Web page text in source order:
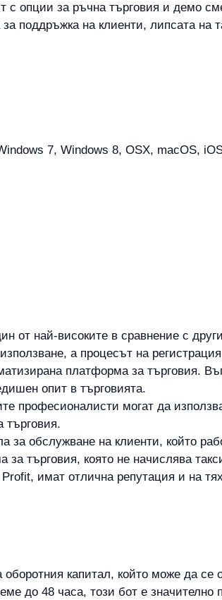
с опции за ръчна търговия и демо
поддръжка на клиенти, липсата на
7, Windows 8, OSX, macOS,
от най-високите в сравнение с
а процесът на
платформа за търговия.
опит в търговията.
професионалисти могат да
търговия.
за обслужване на клиенти, който
търговия, която не начислява
имат отлична репутация и на
капитал, който може да се
до 48 часа, този бот е значително